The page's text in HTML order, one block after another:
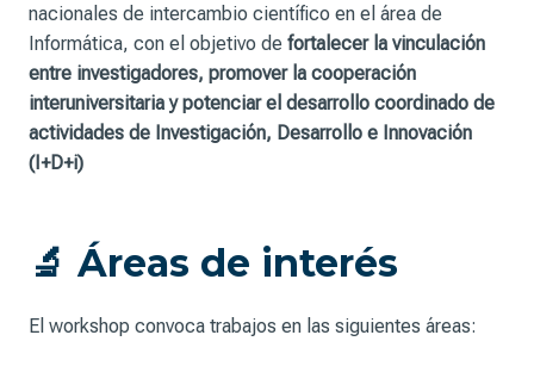
nacionales de intercambio científico en el área de
Informática, con el objetivo de fortalecer la vinculación
entre investigadores, promover la cooperación
interuniversitaria y potenciar el desarrollo coordinado de
actividades de Investigación, Desarrollo e Innovación
(I+D+i)
🔬 Áreas de interés
El workshop convoca trabajos en las siguientes áreas: